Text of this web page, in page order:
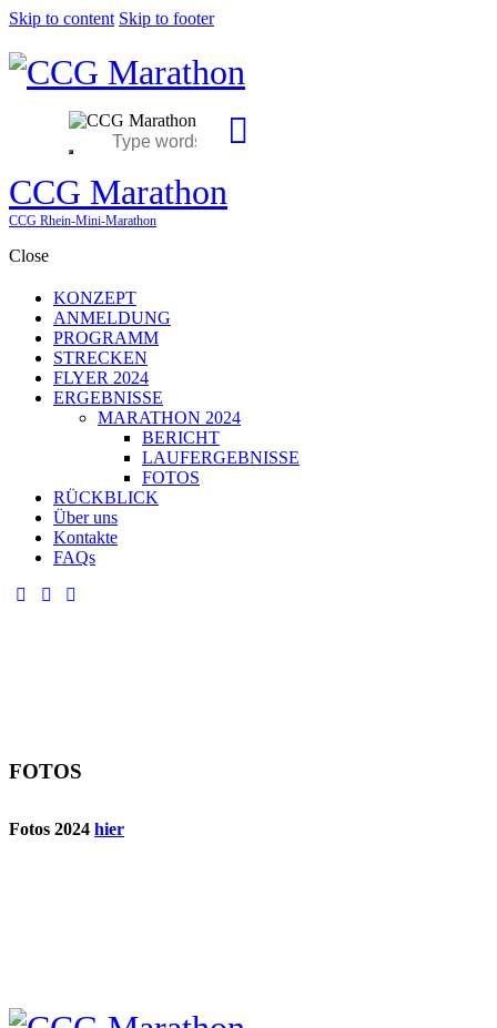
Skip to content Skip to footer
CCG Marathon
CCG Rhein-Mini-Marathon
Close
KONZEPT
ANMELDUNG
PROGRAMM
STRECKEN
FLYER 2024
ERGEBNISSE
MARATHON 2024
BERICHT
LAUFERGEBNISSE
FOTOS
RÜCKBLICK
Über uns
Kontakte
FAQs
FOTOS
Fotos 2024 hier